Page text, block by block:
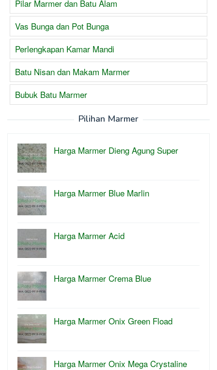
Pilar Marmer dan Batu Alam
Vas Bunga dan Pot Bunga
Perlengkapan Kamar Mandi
Batu Nisan dan Makam Marmer
Bubuk Batu Marmer
Pilihan Marmer
Harga Marmer Dieng Agung Super
Harga Marmer Blue Marlin
Harga Marmer Acid
Harga Marmer Crema Blue
Harga Marmer Onix Green Fload
Harga Marmer Onix Mega Crystaline